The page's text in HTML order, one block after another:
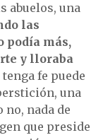
abuelos, una
las
podía más,
y lloraba
fe puede
una
no, nada de
que preside